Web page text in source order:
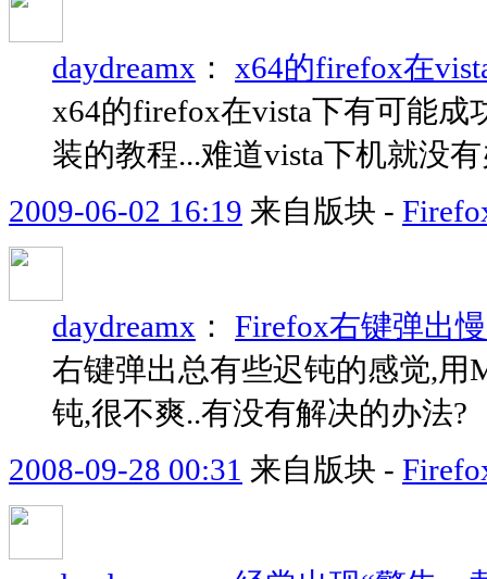
daydreamx ： x64的firefox在
x64的firefox在vista下有可能成
装的教程...难道vista下机就没
2009-06-02 16:19 来自版块 -
daydreamx ： Firefox右键弹出
右键弹出总有些迟钝的感觉,用
钝,很不爽..有没有解决的办法?
2008-09-28 00:31 来自版块 -